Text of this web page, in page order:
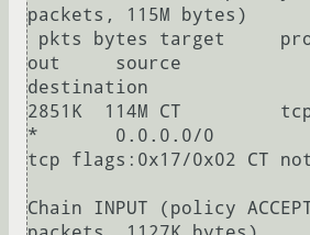
packets, 115M bytes)
out     source
destination
2851K  114M CT
*       0.0.0.0/0
tcp flags:0x17/0x02 CT
Chain INPUT (policy